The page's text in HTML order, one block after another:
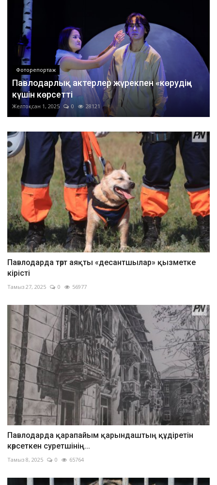
Фоторепортаж
Павлодарлық актерлер жүрекпен «көрудің»
күшін көрсетті
Желтоқсан 1, 2025 0 28121
Павлодарда төрт аяқты «десантшылар» қызметке
кірісті
Тамыз 27, 2025 0 56977
Павлодарда қарапайым қарындаштың құдіретін
көрсеткен суретшінің...
Тамыз 8, 2025 0 65764